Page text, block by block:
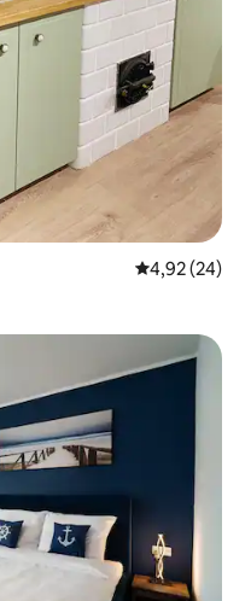
Évaluation
4,92 (24)